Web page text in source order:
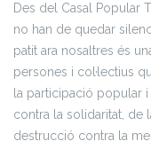
Des del Casal Popular
no han de quedar
patit ara nosaltres és
persones i col·lectius
la participació popular
contra la solidaritat, de
destrucció contra la